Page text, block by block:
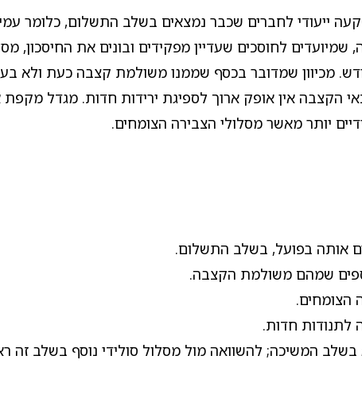
ייעודי לחברים שכבר נמצאים בשלב התשלום, כלומר
לחוסכים שעדיין מפקידים ובונים את
שמדובר בכסף שממנו משולמת קצבה כעת ולא
הקצבה אין אופק ארוך לספיגת ירידות חדות. מגדל
יותר מאשר מסלולי הצבירה הצומחים.
אותה בפועל, בשלב התשלום.
שמהם משולמת הקצבה.
הצומחים.
לתנודות חדות.
המשיכה; להשוואה מול מסלול סולידי נוסף בשלב זה